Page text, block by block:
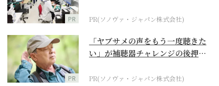
PR PR(ソノヴァ・ジャパン株式会社)
PR
「ヤブサメの声をもう一度聴きた
い」が補聴器チャレンジの後押し
PR(ソノヴァ・ジャパン株式会社)